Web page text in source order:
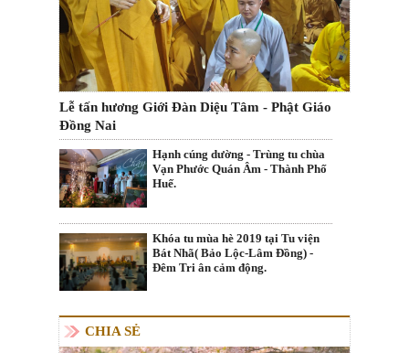
Lễ tấn hương Giới Đàn Diệu Tâm - Phật Giáo
Đồng Nai
Hạnh cúng dường - Trùng tu chùa
Vạn Phước Quán Âm - Thành Phố
Huế.
Khóa tu mùa hè 2019 tại Tu viện
Bát Nhã( Bảo Lộc-Lâm Đồng) -
Đêm Tri ân cảm động.
CHIA SẺ